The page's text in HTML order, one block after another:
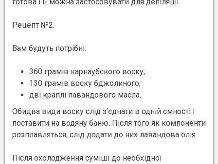
Рецепт №2.
Вам будуть потрібні:
360 грамів карнаубского воску;
130 грамів воску бджолиного;
дві краплі лавандового масла.
Обидва види воску слід з’єднати в одній ємності і
поставити на водяну баню. Після того як компоненти
розплавляться, слід додати до них лавандова олія.
Після охолодження суміші до необхідної